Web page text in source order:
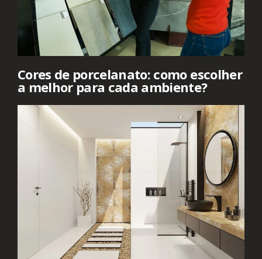
Cores de porcelanato: como escolher
a melhor para cada ambiente?